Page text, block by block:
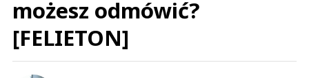
możesz odmówić?
[FELIETON]